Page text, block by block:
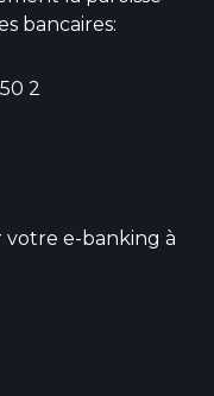
bancaires:
2
e-banking à